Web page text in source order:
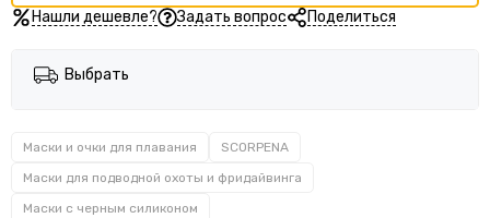
Нашли дешевле? Задать вопрос Поделиться
Выбрать
Маски и очки для плавания
SCORPENA
Маски для подводной охоты и фридайвинга
Маски с черным силиконом